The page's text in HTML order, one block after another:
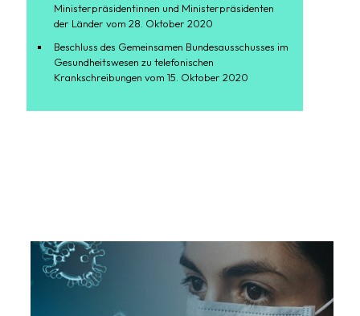
Ministerpräsidentinnen und Ministerpräsidenten
der Länder vom 28. Oktober 2020
Beschluss des Gemeinsamen Bundesausschusses im
Gesundheitswesen zu telefonischen
Krankschreibungen vom 15. Oktober 2020